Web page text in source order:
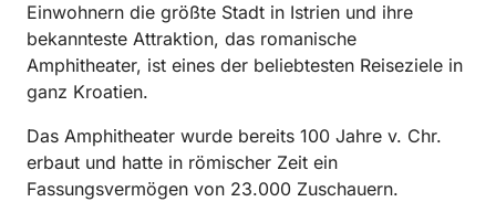
Einwohnern die größte Stadt in Istrien und ihre
bekannteste Attraktion, das romanische
Amphitheater, ist eines der beliebtesten Reiseziele in
ganz Kroatien.
Das Amphitheater wurde bereits 100 Jahre v. Chr.
erbaut und hatte in römischer Zeit ein
Fassungsvermögen von 23.000 Zuschauern.